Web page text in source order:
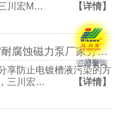
川宏M…
【详情】
三川宏耐腐蚀磁力泵厂家分享防止电镀槽液污染的方法
享防止电镀槽液污染的方
三川宏…
【详情】